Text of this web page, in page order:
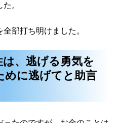
。
部打ち明けました。
は、逃げる勇気を
めに逃げてと助言